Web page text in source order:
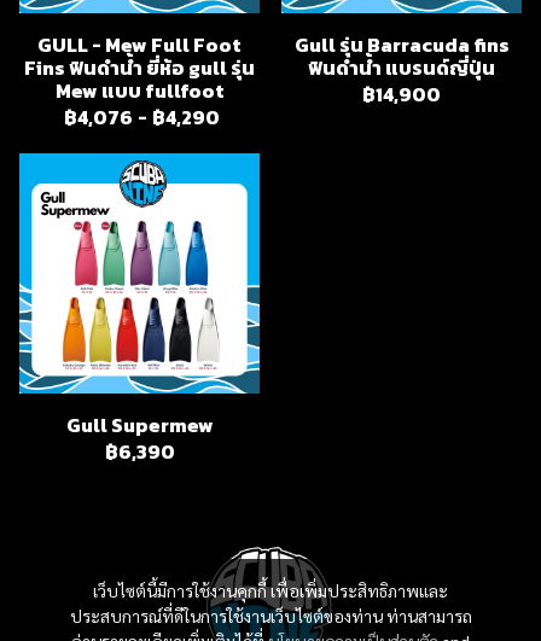
GULL - Mew Full Foot
Fins ฟินดำน้ำ ยี่ห้อ gull รุ่น
Mew แบบ fullfoot
฿4,076 - ฿4,290
Gull รุ่น Barracuda fins
ฟินดำน้ำ แบรนด์ญี่ปุ่น
฿14,900
Gull Supermew
฿6,390
เว็บไซต์นี้มีการใช้งานคุกกี้ เพื่อเพิ่มประสิทธิภาพและ
ประสบการณ์ที่ดีในการใช้งานเว็บไซต์ของท่าน ท่านสามารถ